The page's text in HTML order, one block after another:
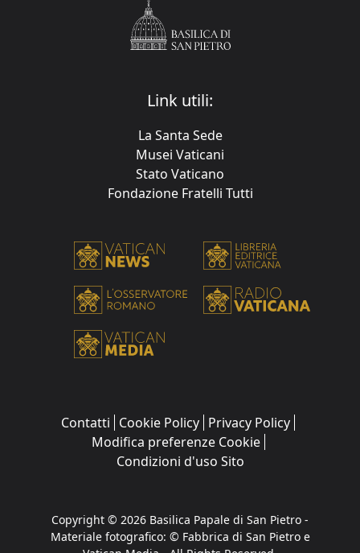
Link utili:
La Santa Sede
Musei Vaticani
Stato Vaticano
Fondazione Fratelli Tutti
Contatti Cookie Policy Privacy Policy
Modifica preferenze Cookie
Condizioni d'uso Sito
Copyright © 2026 Basilica Papale di San Pietro -
Materiale fotografico: © Fabbrica di San Pietro e